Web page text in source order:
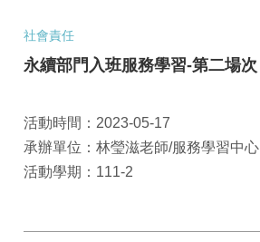
社會責任
永續部門入班服務學習-第二場次
活動時間：2023-05-17
承辦單位：林瑩滋老師/服務學習中心
活動學期：111-2